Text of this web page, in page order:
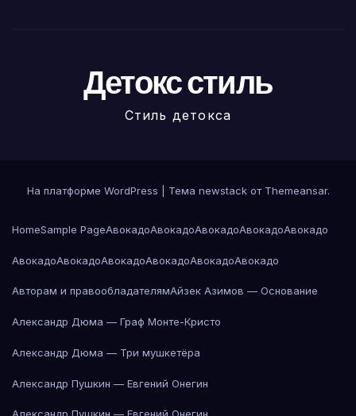
Детокс стиль
Стиль детокса
На платформе WordPress Тема newstack от Themeansar.
HomeSample PageАвокадоАвокадоАвокадоАвокадоАвокадо
АвокадоАвокадоАвокадоАвокадоАвокадоАвокадо
Авторам и правообладателямАйзек Азимов — Основание
Александр Дюма — Граф Монте-Кристо
Александр Дюма — Три мушкетёра
Александр Пушкин — Евгений Онегин